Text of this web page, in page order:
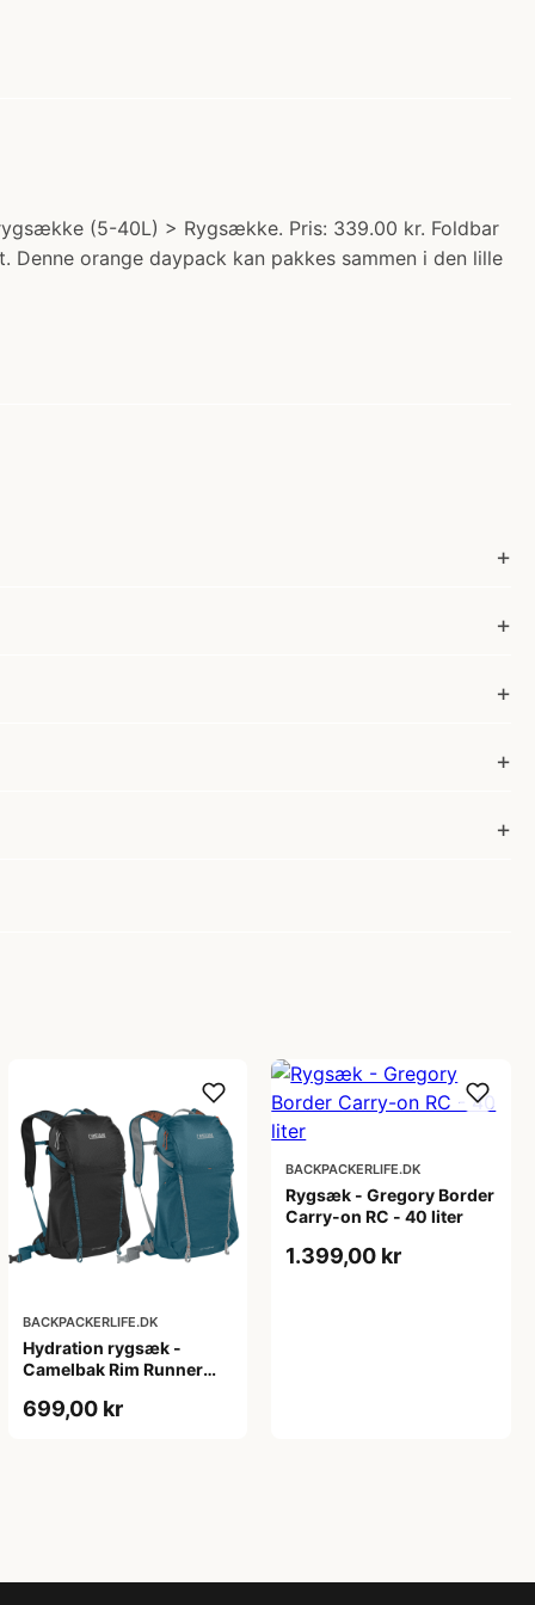
(5-40L) > Rygsække. Pris: 339.00 kr. Foldbar
orange daypack kan pakkes sammen i den lille
BACKPACKERLIFE.DK
Hydration rygsæk -
Camelbak Rim Runner
699,00 kr
BACKPACKERLIFE.DK
Rygsæk - Gregory Border
Carry-on RC - 40 liter
1.399,00 kr